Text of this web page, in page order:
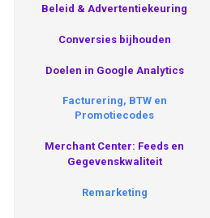
Beleid & Advertentiekeuring
Conversies bijhouden
Doelen in Google Analytics
Facturering, BTW en
Promotiecodes
Merchant Center: Feeds en
Gegevenskwaliteit
Remarketing